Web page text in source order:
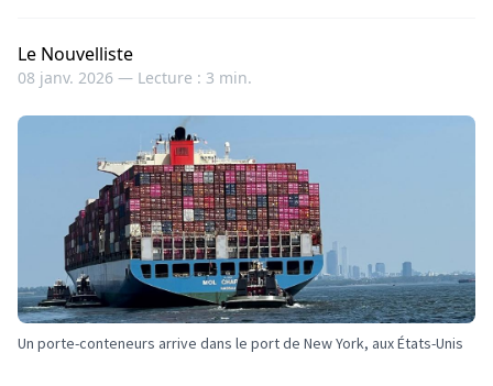
Le Nouvelliste
08 janv. 2026 — Lecture : 3 min.
Un porte-conteneurs arrive dans le port de New York, aux États-Unis